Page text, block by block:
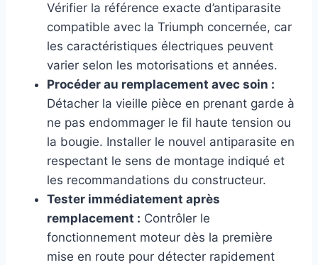
Vérifier la référence exacte d’antiparasite
compatible avec la Triumph concernée, car
les caractéristiques électriques peuvent
varier selon les motorisations et années.
Procéder au remplacement avec soin :
Détacher la vieille pièce en prenant garde à
ne pas endommager le fil haute tension ou
la bougie. Installer le nouvel antiparasite en
respectant le sens de montage indiqué et
les recommandations du constructeur.
Tester immédiatement après
remplacement : Contrôler le
fonctionnement moteur dès la première
mise en route pour détecter rapidement